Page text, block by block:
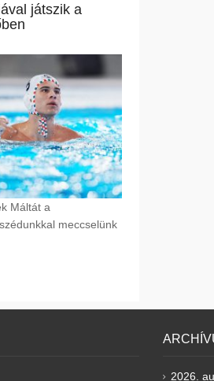
játszik a
Máltát a
meccselünk
2026.